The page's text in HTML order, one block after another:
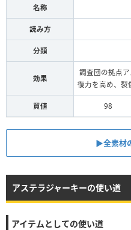
名称
読み方
分類
効果
調査団の拠点
復力を高め、裂
買値 98
▶全素材
アステラジャーキーの使い道
アイテムとしての使い道